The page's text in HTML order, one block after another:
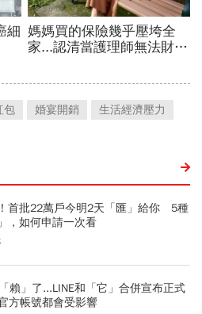
包 婚宴開銷 生活經濟壓力
首批22萬戶今明2天「匯」給你 5種
，如何申請一次看
賴」了...LINE和「它」合併宣布正式
方帳號都會受影響